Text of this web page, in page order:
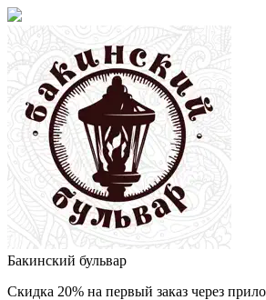
Бакинский бульвар
Скидка 20% на первый заказ через